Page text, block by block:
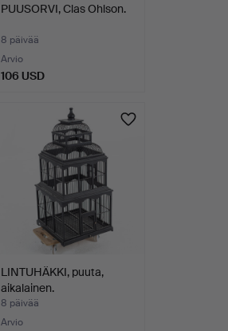
PUUSORVI, Clas Ohlson.
8 päivää
Arvio
106 USD
LINTUHÄKKI, puuta,
aikalainen.
8 päivää
Arvio